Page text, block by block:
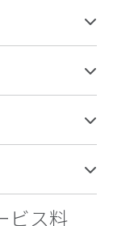
ビス料